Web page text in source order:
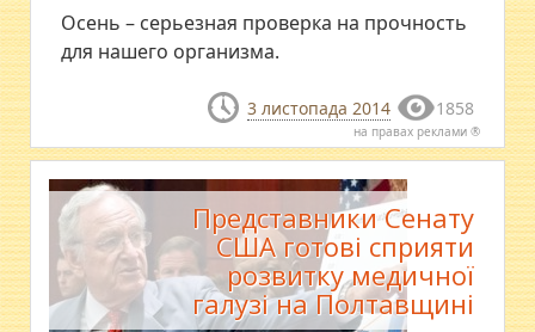
Осень – серьезная проверка на прочность
для нашего организма.
3 листопада 2014 1858
на правах реклами ®
Представники Сенату
США готові сприяти
розвитку медичної
галузі на Полтавщині